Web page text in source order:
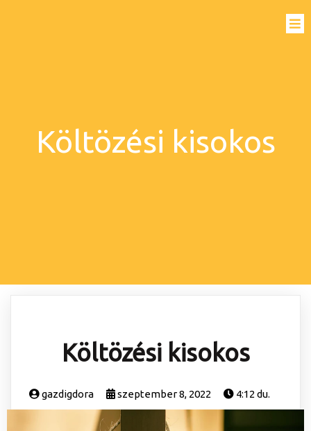
Költözési kisokos
Költözési kisokos
gazdigdora szeptember 8, 2022 4:12 du.